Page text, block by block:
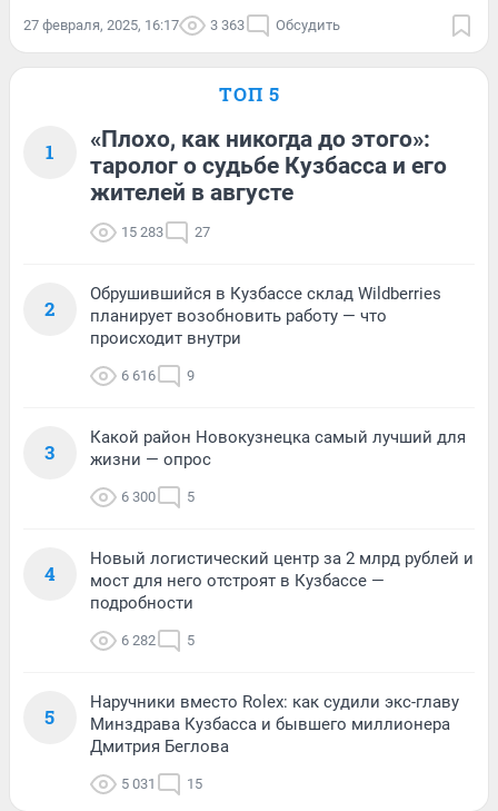
27 февраля, 2025, 16:17 3 363 Обсудить
ТОП 5
1
«Плохо, как никогда до этого»:
таролог о судьбе Кузбасса и его
жителей в августе
15 283 27
2
Обрушившийся в Кузбассе склад Wildberries
планирует возобновить работу — что
происходит внутри
6 616 9
3
Какой район Новокузнецка самый лучший для
жизни — опрос
6 300 5
4
Новый логистический центр за 2 млрд рублей и
мост для него отстроят в Кузбассе —
подробности
6 282 5
5
Наручники вместо Rolex: как судили экс-главу
Минздрава Кузбасса и бывшего миллионера
Дмитрия Беглова
5 031 15